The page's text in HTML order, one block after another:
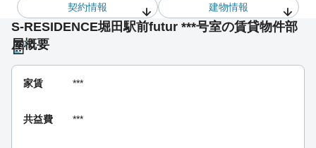
契約情報
建物情報
S-RESIDENCE堀田駅前futur ***号室の賃貸物件部
屋概要
家賃 ***
共益費 ***